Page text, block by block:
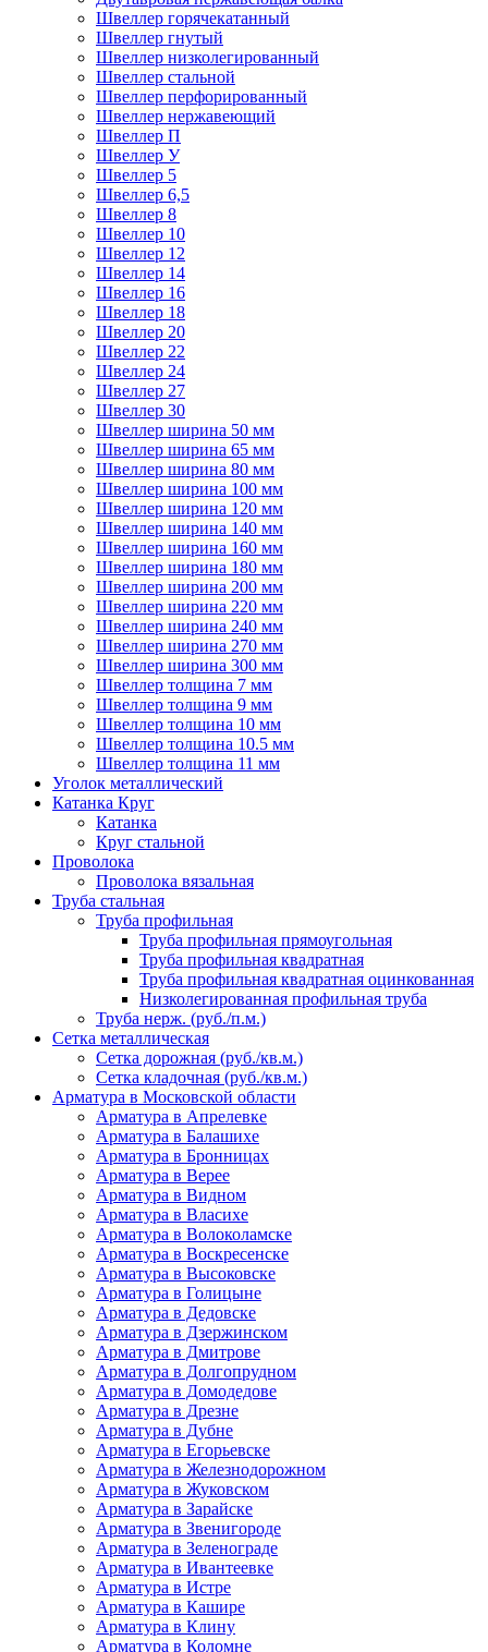
Швеллер горячекатанный
Швеллер гнутый
Швеллер низколегированный
Швеллер стальной
Швеллер перфорированный
Швеллер нержавеющий
Швеллер П
Швеллер У
Швеллер 5
Швеллер 6,5
Швеллер 8
Швеллер 10
Швеллер 12
Швеллер 14
Швеллер 16
Швеллер 18
Швеллер 20
Швеллер 22
Швеллер 24
Швеллер 27
Швеллер 30
Швеллер ширина 50 мм
Швеллер ширина 65 мм
Швеллер ширина 80 мм
Швеллер ширина 100 мм
Швеллер ширина 120 мм
Швеллер ширина 140 мм
Швеллер ширина 160 мм
Швеллер ширина 180 мм
Швеллер ширина 200 мм
Швеллер ширина 220 мм
Швеллер ширина 240 мм
Швеллер ширина 270 мм
Швеллер ширина 300 мм
Швеллер толщина 7 мм
Швеллер толщина 9 мм
Швеллер толщина 10 мм
Швеллер толщина 10.5 мм
Швеллер толщина 11 мм
Уголок металлический
Катанка Круг
Катанка
Круг стальной
Проволока
Проволока вязальная
Труба стальная
Труба профильная
Труба профильная прямоугольная
Труба профильная квадратная
Труба профильная квадратная оцинкованная
Низколегированная профильная труба
Труба нерж. (руб./п.м.)
Сетка металлическая
Сетка дорожная (руб./кв.м.)
Сетка кладочная (руб./кв.м.)
Арматура в Московской области
Арматура в Апрелевке
Арматура в Балашихе
Арматура в Бронницах
Арматура в Верее
Арматура в Видном
Арматура в Власихе
Арматура в Волоколамске
Арматура в Воскресенске
Арматура в Высоковске
Арматура в Голицыне
Арматура в Дедовске
Арматура в Дзержинском
Арматура в Дмитрове
Арматура в Долгопрудном
Арматура в Домодедове
Арматура в Дрезне
Арматура в Дубне
Арматура в Егорьевске
Арматура в Железнодорожном
Арматура в Жуковском
Арматура в Зарайске
Арматура в Звенигороде
Арматура в Зеленограде
Арматура в Ивантеевке
Арматура в Истре
Арматура в Кашире
Арматура в Клину
Арматура в Коломне